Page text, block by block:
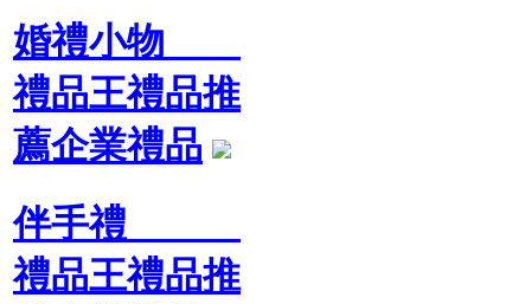
婚禮小物
禮品王禮品推
薦企業禮品
伴手禮
禮品王禮品推